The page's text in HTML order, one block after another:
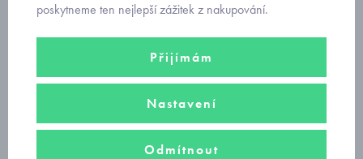
poskytneme ten nejlepší zážitek z nakupování.
Přijímám
Nastavení
Odmítnout